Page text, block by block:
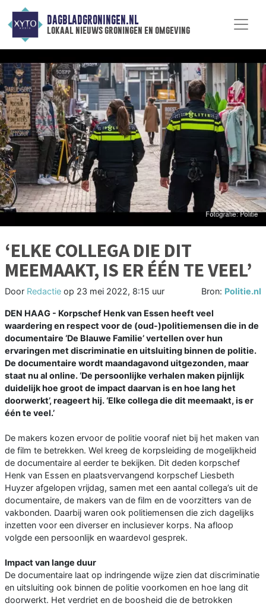
DAGBLADGRONINGEN.NL
lokaal nieuws groningen en omgeving
‘ELKE COLLEGA DIE DIT
MEEMAAKT, IS ER ÉÉN TE VEEL’
Door Redactie op 23 mei 2022, 8:15 uur Bron: Politie.nl
DEN HAAG - Korpschef Henk van Essen heeft veel
waardering en respect voor de (oud-)politiemensen die in de
documentaire ‘De Blauwe Familie’ vertellen over hun
ervaringen met discriminatie en uitsluiting binnen de politie.
De documentaire wordt maandagavond uitgezonden, maar
staat nu al online. ‘De persoonlijke verhalen maken pijnlijk
duidelijk hoe groot de impact daarvan is en hoe lang het
doorwerkt’, reageert hij. ‘Elke collega die dit meemaakt, is er
één te veel.’
De makers kozen ervoor de politie vooraf niet bij het maken van
de film te betrekken. Wel kreeg de korpsleiding de mogelijkheid
de documentaire al eerder te bekijken. Dit deden korpschef
Henk van Essen en plaatsvervangend korpschef Liesbeth
Huyzer afgelopen vrijdag, samen met een aantal collega’s uit de
documentaire, de makers van de film en de voorzitters van de
vakbonden. Daarbij waren ook politiemensen die zich dagelijks
inzetten voor een diverser en inclusiever korps. Na afloop
volgde een persoonlijk en waardevol gesprek.
Impact van lange duur
De documentaire laat op indringende wijze zien dat discriminatie
en uitsluiting ook binnen de politie voorkomen en hoe lang dit
doorwerkt. Het verdriet en de boosheid die de betrokken